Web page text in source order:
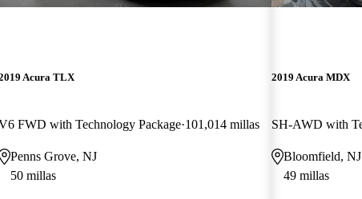
Acura TLX
FWD with Technology Package 101,014 millas
Penns Grove, NJ
50 millas
2019 Acura MDX
Bloomfield, NJ
49 millas